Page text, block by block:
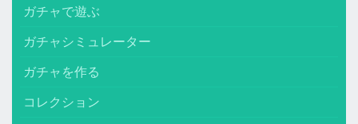
ガチャで遊ぶ
ガチャシミュレーター
ガチャを作る
コレクション